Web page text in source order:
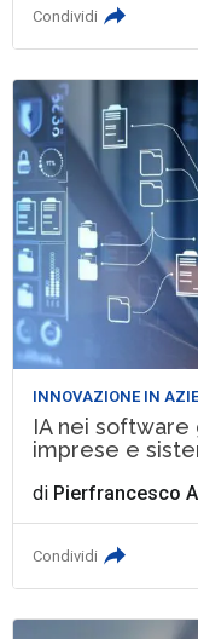
Condividi
INNOVAZIONE IN
IA nei
imprese e
di Pierfrancesco
Condividi